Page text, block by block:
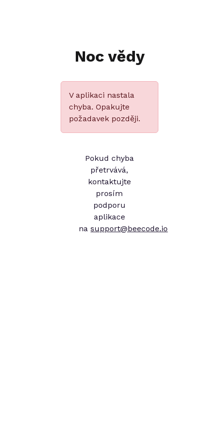
Noc vědy
V aplikaci nastala
chyba. Opakujte
požadavek později.
Pokud chyba
přetrvává,
kontaktujte
prosím
podporu
aplikace
nasupport@beecode.io